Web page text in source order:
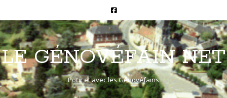
LE GÉNOVÉFAIN NET
Pour et avec les Génovéfains